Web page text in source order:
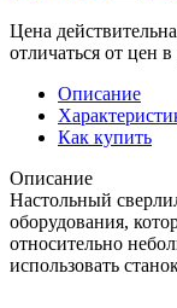
Цена
отличаться от цен
Описание
Как купить
Описание
Настольный
оборудования,
относительно
использовать